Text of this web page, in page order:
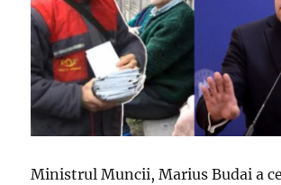
Ministrul Muncii, Marius Budai a